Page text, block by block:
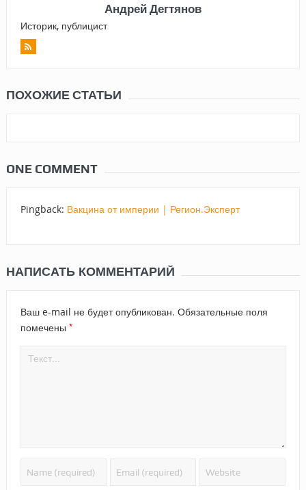
Андрей Дегтянов
Историк, публицист
ПОХОЖИЕ СТАТЬИ
ONE COMMENT
Pingback: Вакцина от империи | Регион.Эксперт
НАПИСАТЬ КОММЕНТАРИЙ
Ваш e-mail не будет опубликован. Обязательные поля
помечены *